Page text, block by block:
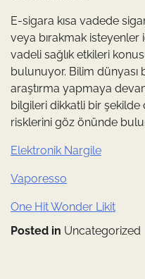
E-sigara kısa vadede
veya bırakmak
vadeli sağlık etkileri
bulunuyor. Bilim dünyası
araştırma yapmaya
bilgileri dikkatli bir şekilde
risklerini göz önünde
Elektronik Nargile
Vaporesso
One Hit Wonder Likit
Posted in Uncategorized